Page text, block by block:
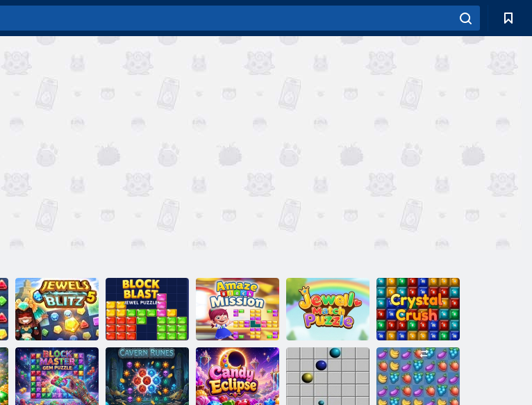
Blitz di gioielli 5
Puzzle gioiello
Block Blast
Missione stupire
Puzzle di
abbinamento di
Schianto di
cristallo